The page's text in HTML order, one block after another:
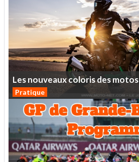
Lesnouveauxcolorisdesmotos
Pratique